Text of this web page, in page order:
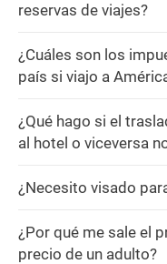
reservas de viajes?
¿Cuáles son los
país si viajo a
¿Qué hago si el
al hotel o viceversa
¿Necesito visado
¿Por qué me sale el
precio de un adulto?